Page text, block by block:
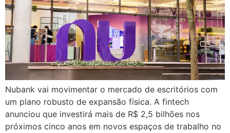
Nubank vai movimentar o mercado de escritórios com
um plano robusto de expansão física. A fintech
anunciou que investirá mais de R$ 2,5 bilhões nos
próximos cinco anos em novos espaços de trabalho no